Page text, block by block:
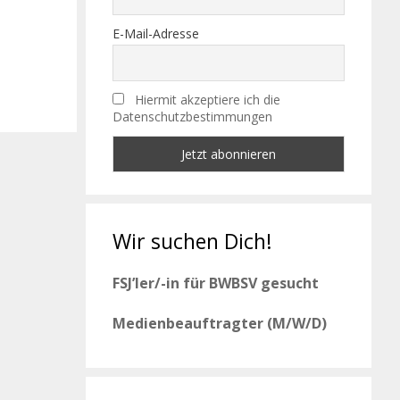
E-Mail-Adresse
Hiermit akzeptiere ich die
Datenschutzbestimmungen
Wir suchen Dich!
FSJ’ler/-in für BWBSV gesucht
Medienbeauftragter (M/W/D)